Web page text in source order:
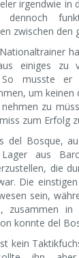
irgendwie in
zwischen
einiges zu
So musste er
um keinen
zu
zum Erfolg
del Bosque,
Lager aus
die
Die
sein,
zusammen in
konnte del
kein